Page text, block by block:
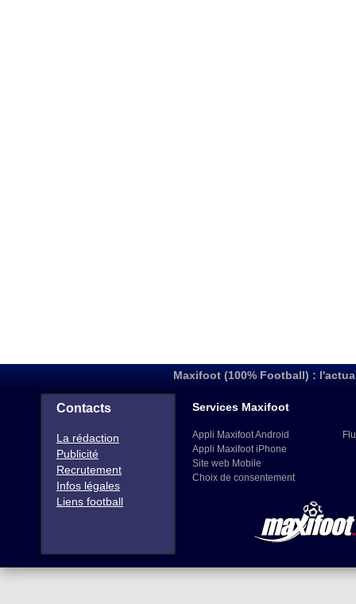
Maxifoot (100% Football) :
Contacts
La rédaction
Publicité
Recrutement
Infos légales
Liens football
Services Maxifoot
Appli Maxifoot Android
Appli Maxifoot iPhone
Site web Mobile
Choix de consentement